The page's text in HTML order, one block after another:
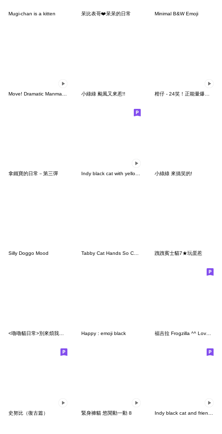
Mugi-chan is a kitten 呆比表哥❤️呆呆的日常 Minimal B&W Emoji
小綠綠 颱風又來惹!! 柑仔 - 24笑！正能量爆棚！
拿鐵寶的日常－第三彈 小綠綠 來搞笑的!
Silly Doggo Mood Tabby Cat Hands So Cute 跩跩賓士貓7★玩蛋惹
Happy : emoji black 福吉拉 Frogzilla ^^ Love you 2 (英文) !
史努比（復古篇） 緊身褲貓 悠閒動一動 8